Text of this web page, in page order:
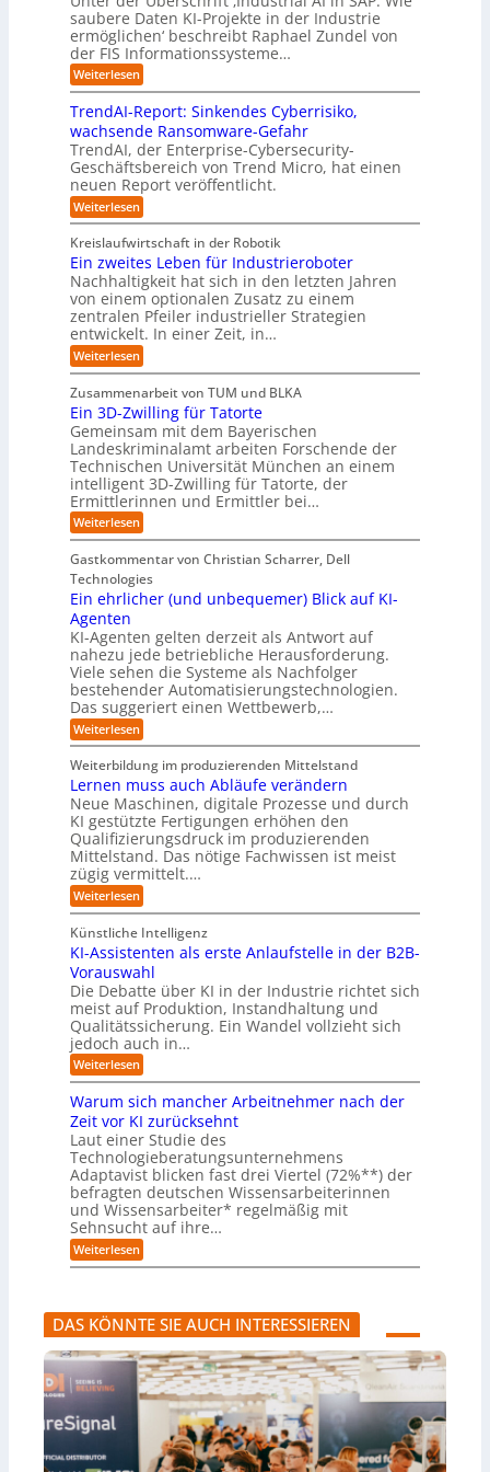
g
s
l
ö
s
u
n
g
e
n
r
i
e
a
u
t
o
m
a
t
i
s
i
e
r
u
n
g
u
s
i
n
s
s
E
c
o
s
y
s
t
e
m
o
n
F
o
r
m
w
a
y
s
b
e
i
w
ä
c
h
s
w
e
i
t
e
r
s
s
t
r
a
u
e
n
g
e
g
e
n
b
e
n
i
c
-
e
u
r
o
p
ä
c
h
n
R
o
u
t
e
H
e
r
s
t
e
l
r
n
h
i
l
f
t
b
e
i
d
e
r
O
r
i
e
n
i
e
r
u
n
g
saubere Daten KI-Projekte in der Industrie
ermöglichen‘ beschreibt Raphael Zundel von
der FIS Informationssysteme…
Weiterlesen:
I
n
d
u
s
t
r
i
a
l
A
I
i
n
S
A
P
:
W
i
e
s
a
u
b
e
r
e
D
a
e
n
K
I
P
r
o
j
e
k
t
e
i
n
d
e
r
I
n
d
u
s
t
r
i
e
e
r
m
ö
g
l
i
c
h
e
n
TrendAI-Report: Sinkendes Cyberrisiko,
wachsende Ransomware-Gefahr
TrendAI, der Enterprise-Cybersecurity-
Geschäftsbereich von Trend Micro, hat einen
neuen Report veröffentlicht.
Weiterlesen:
T
r
e
n
d
A
-
R
e
p
o
t
:
S
i
n
k
e
n
d
e
C
y
e
r
r
i
s
i
k
o
w
a
c
h
s
e
n
d
e
R
a
n
s
o
m
w
a
r
e
-
G
f
a
h
r
Kreislaufwirtschaft in der Robotik
Ein zweites Leben für Industrieroboter
Nachhaltigkeit hat sich in den letzten Jahren
von einem optionalen Zusatz zu einem
zentralen Pfeiler industrieller Strategien
entwickelt. In einer Zeit, in…
Weiterlesen:
E
n
z
w
e
i
t
e
s
L
e
e
n
f
I
n
d
u
s
t
r
e
r
o
b
o
t
e
r
Zusammenarbeit von TUM und BLKA
Ein 3D-Zwilling für Tatorte
Gemeinsam mit dem Bayerischen
Landeskriminalamt arbeiten Forschende der
Technischen Universität München an einem
intelligent 3D-Zwilling für Tatorte, der
Ermittlerinnen und Ermittler bei…
Weiterlesen:
E
n
3
D
w
i
l
l
i
n
g
f
ü
r
T
a
t
o
r
t
e
Gastkommentar von Christian Scharrer, Dell
Technologies
Ein ehrlicher (und unbequemer) Blick auf KI-
Agenten
KI-Agenten gelten derzeit als Antwort auf
nahezu jede betriebliche Herausforderung.
Viele sehen die Systeme als Nachfolger
bestehender Automatisierungstechnologien.
Das suggeriert einen Wettbewerb,…
Weiterlesen:
E
n
e
h
r
l
i
c
h
e
r
u
n
d
u
n
b
e
q
u
e
m
e
r
)
B
l
i
c
k
a
u
f
-
A
g
e
n
t
e
Weiterbildung im produzierenden Mittelstand
Lernen muss auch Abläufe verändern
Neue Maschinen, digitale Prozesse und durch
KI gestützte Fertigungen erhöhen den
Qualifizierungsdruck im produzierenden
Mittelstand. Das nötige Fachwissen ist meist
zügig vermittelt.…
Weiterlesen:
L
e
r
n
e
n
m
u
s
s
a
u
h
A
b
l
ä
u
f
e
v
e
r
d
e
r
n
Künstliche Intelligenz
KI-Assistenten als erste Anlaufstelle in der B2B-
Vorauswahl
Die Debatte über KI in der Industrie richtet sich
meist auf Produktion, Instandhaltung und
Qualitätssicherung. Ein Wandel vollzieht sich
jedoch auch in…
Weiterlesen:
K
-
A
s
s
i
s
t
e
n
t
e
l
s
e
r
s
t
e
Warum sich mancher Arbeitnehmer nach der
Zeit vor KI zurücksehnt
Laut einer Studie des
Technologieberatungsunternehmens
Adaptavist blicken fast drei Viertel (72%**) der
befragten deutschen Wissensarbeiterinnen
und Wissensarbeiter* regelmäßig mit
Sehnsucht auf ihre…
Weiterlesen:
W
u
m
s
i
c
h
m
DAS KÖNNTE SIE AUCH INTERESSIEREN